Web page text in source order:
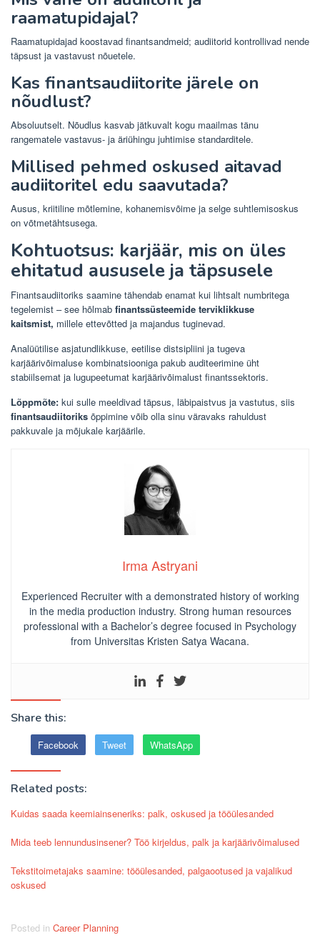
raamatupidajal?
Raamatupidajad koostavad finantsandmeid; audiitorid kontrollivad nende
täpsust ja vastavust nõuetele.
Kas finantsaudiitorite järele on
nõudlust?
Absoluutselt. Nõudlus kasvab jätkuvalt kogu maailmas tänu
rangematele vastavus- ja äriühingu juhtimise standarditele.
Millised pehmed oskused aitavad
audiitoritel edu saavutada?
Ausus, kriitiline mõtlemine, kohanemisvõime ja selge suhtlemisoskus
on võtmetähtsusega.
Kohtuotsus: karjäär, mis on üles
ehitatud aususele ja täpsusele
Finantsaudiitoriks saamine tähendab enamat kui lihtsalt numbritega
tegelemist – see hõlmab finantssüsteemide terviklikkuse
kaitsmist, millele ettevõtted ja majandus tuginevad.
Analüütilise asjatundlikkuse, eetilise distsipliini ja tugeva
karjäärivõimaluse kombinatsiooniga pakub auditeerimine üht
stabiilsemat ja lugupeetumat karjäärivõimalust finantssektoris.
Lõppmõte: kui sulle meeldivad täpsus, läbipaistvus ja vastutus, siis
finantsaudiitoriks õppimine võib olla sinu väravaks rahuldust
pakkuvale ja mõjukale karjäärile.
Irma Astryani
Experienced Recruiter with a demonstrated history of working
in the media production industry. Strong human resources
professional with a Bachelor’s degree focused in Psychology
from Universitas Kristen Satya Wacana.
Share this:
Facebook Tweet WhatsApp
Related posts:
Kuidas saada keemiainseneriks: palk, oskused ja tööülesanded
Mida teeb lennundusinsener? Töö kirjeldus, palk ja karjäärivõimalused
Tekstitoimetajaks saamine: tööülesanded, palgaootused ja vajalikud
oskused
Posted in Career Planning